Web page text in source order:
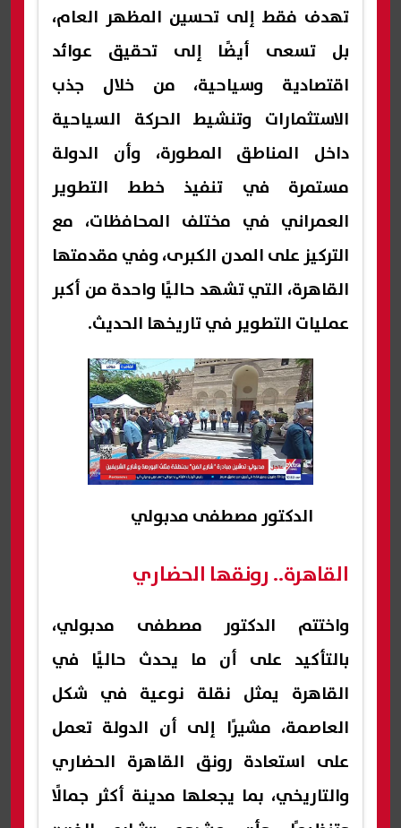
تهدف فقط إلى تحسين المظهر العام،
بل تسعى أيضًا إلى تحقيق عوائد
اقتصادية وسياحية، من خلال جذب
الاستثمارات وتنشيط الحركة السياحية
داخل المناطق المطورة، وأن الدولة
مستمرة في تنفيذ خطط التطوير
العمراني في مختلف المحافظات، مع
التركيز على المدن الكبرى، وفي مقدمتها
القاهرة، التي تشهد حاليًا واحدة من أكبر
عمليات التطوير في تاريخها الحديث.
الدكتور مصطفى مدبولي
القاهرة.. رونقها الحضاري
واختتم الدكتور مصطفى مدبولي،
بالتأكيد على أن ما يحدث حاليًا في
القاهرة يمثل نقلة نوعية في شكل
العاصمة، مشيرًا إلى أن الدولة تعمل
على استعادة رونق القاهرة الحضاري
والتاريخي، بما يجعلها مدينة أكثر جمالًا